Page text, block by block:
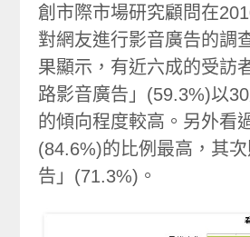
創市際市場研究顧問在
對網友進行影音廣告的調
果顯示，有近六成的受訪
路影音廣告」(59.3%)以
的傾向程度較高。另外看
(84.6%)的比例最高，其
告」(71.3%)。